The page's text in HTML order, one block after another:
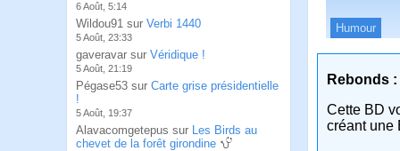
6 Août, 5:14
Wildou91 sur Verbi 1440
5 Août, 23:33
gaveravar sur Véridique !
5 Août, 21:19
Pégase53 sur Carte grise présidentielle
!
5 Août, 19:37
Alavacomgetepus sur Les Birds au
chevet de la forêt girondine
Humour
Rebonds :
Cette BD
créant une